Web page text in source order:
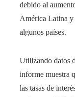
debido al
América Latina y
algunos países.
Utilizando datos
informe muestra
las tasas de